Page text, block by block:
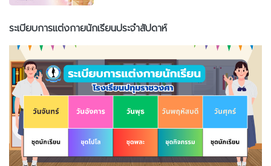
ระเบียบการแต่งกายนักเรียนประจำสัปดาห์